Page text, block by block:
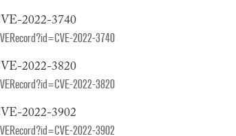
2022-3740
2022-3740
2022-3820
2022-3820
2022-3902
2022-3902